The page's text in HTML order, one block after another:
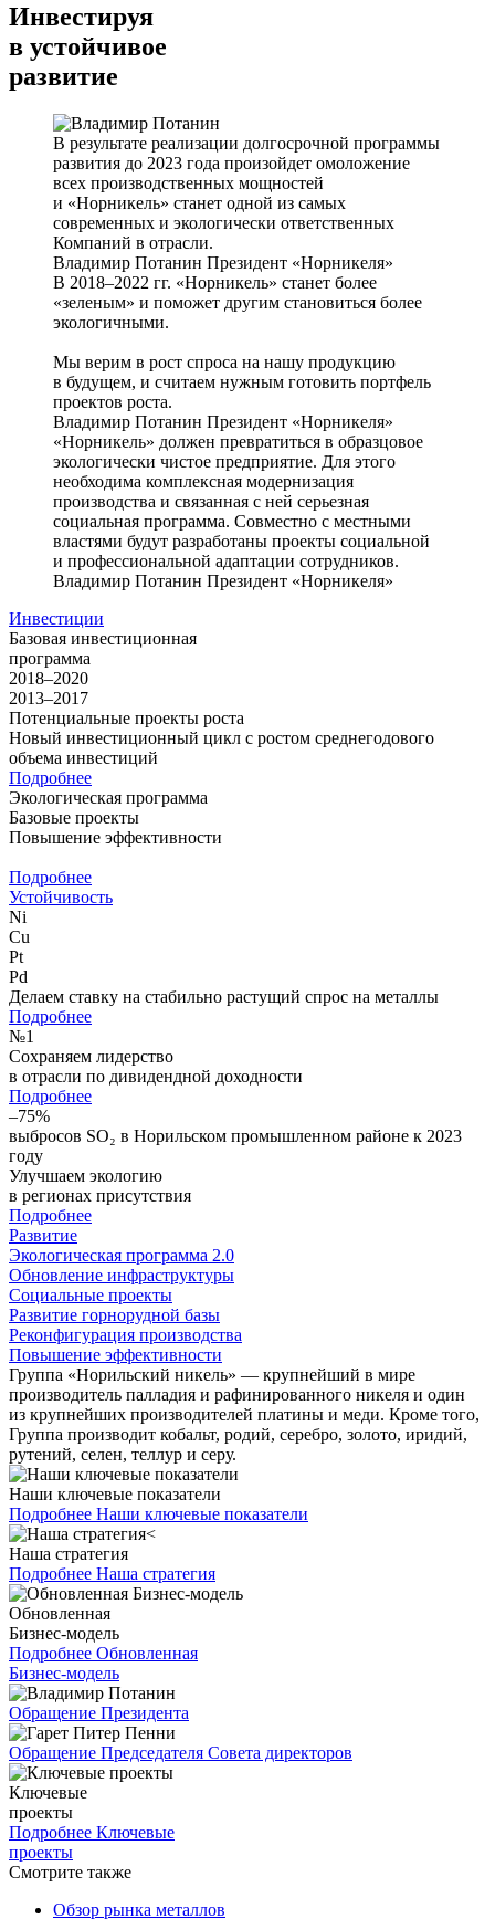
Инвестируя
в устойчивое
развитие
В результате реализации долгосрочной программы
развития до 2023 года произойдет омоложение
всех производственных мощностей
и «Норникель» станет одной из самых
современных и экологически ответственных
Компаний в отрасли.
Владимир Потанин Президент «Норникеля»
В 2018–2022 гг. «Норникель» станет более
«зеленым» и поможет другим становиться более
экологичными.
Мы верим в рост спроса на нашу продукцию
в будущем, и считаем нужным готовить портфель
проектов роста.
Владимир Потанин Президент «Норникеля»
«Норникель» должен превратиться в образцовое
экологически чистое предприятие. Для этого
необходима комплексная модернизация
производства и связанная с ней серьезная
социальная программа. Совместно с местными
властями будут разработаны проекты социальной
и профессиональной адаптации сотрудников.
Владимир Потанин Президент «Норникеля»
Инвестиции
Базовая инвестиционная
программа
2018–2020
2013–2017
Потенциальные проекты роста
Новый инвестиционный цикл с ростом среднегодового
объема инвестиций
Подробнее
Экологическая программа
Базовые проекты
Повышение эффективности
Подробнее
Устойчивость
Ni
Cu
Pt
Pd
Делаем ставку на стабильно растущий спрос на металлы
Подробнее
№1
Сохраняем лидерство
в отрасли по дивидендной доходности
Подробнее
–75%
выбросов SO₂ в Норильском промышленном районе к 2023
году
Улучшаем экологию
в регионах присутствия
Подробнее
Развитие
Экологическая программа 2.0
Обновление инфраструктуры
Социальные проекты
Развитие горнорудной базы
Реконфигурация производства
Повышение эффективности
Группа «Норильский никель» — крупнейший в мире
производитель палладия и рафинированного никеля и один
из крупнейших производителей платины и меди. Кроме того,
Группа производит кобальт, родий, серебро, золото, иридий,
рутений, селен, теллур и серу.
Наши ключевые показатели
Подробнее Наши ключевые показатели
Наша стратегия
Подробнее Наша стратегия
Обновленная
Бизнес-модель
Подробнее Обновленная
Бизнес-модель
Обращение Президента
Обращение Председателя Совета директоров
Ключевые
проекты
Подробнее Ключевые
проекты
Смотрите также
Обзор рынка металлов